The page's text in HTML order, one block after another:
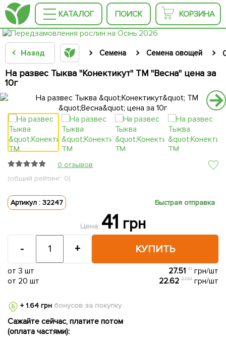
КАТАЛОГ ПОИСК КОРЗИНА
Назад Семена Семена овощей
На развес Тыква "Конектикут" ТМ "Весна" цена за
10г
0 отзывов
(общий рейтинг: 0)
Артикул : 32247 Быстрая отправка
Цена: 41 грн
КУПИТЬ
- +
от 3 шт 27.5141 грн/шт
от 20 шт
22.6227.51 грн/шт
+ 1.64 грнбонусов за покупку
Сажайте сейчас, платите потом
(оплата частями):